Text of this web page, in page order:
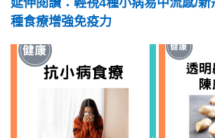
延伸閱讀：輕視4種小病易中流感/
種食療增強免疫力